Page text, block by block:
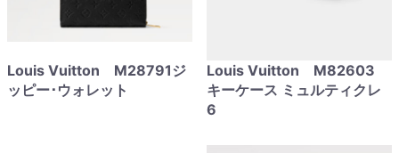
Louis Vuitton M28791ジ
ッピー･ウォレット
Louis Vuitton M82603
キーケース ミュルティクレ
6